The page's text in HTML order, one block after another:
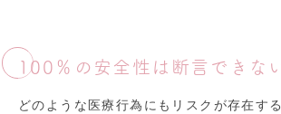
100％の安全性は断言できな
どのような医療行為にもリスクが存在す